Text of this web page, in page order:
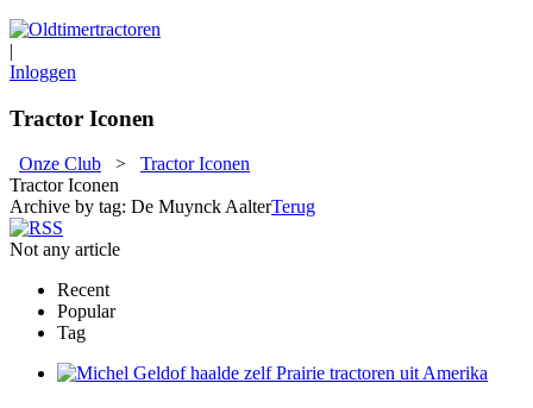
|
Inloggen
Tractor Iconen
Onze Club > Tractor Iconen
Tractor Iconen
Archive by tag: De Muynck AalterTerug
Not any article
Recent
Popular
Tag